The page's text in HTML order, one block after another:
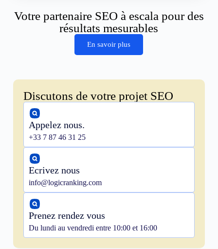
Votre partenaire SEO à escala pour des
résultats mesurables
En savoir plus
Discutons de votre projet SEO
Appelez nous.
+33 7 87 46 31 25
Ecrivez nous
info@logicranking.com
Prenez rendez vous
Du lundi au vendredi entre 10:00 et 16:00